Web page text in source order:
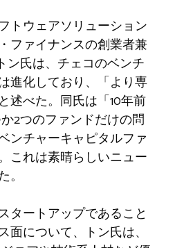
トウェアソリューション
ファイナンスの創業者兼
ン氏は、チェコのベンチ
進化しており、「より専
述べた。同氏は「10年前
2つのファンドだけの問
ンチャーキャピタルファ
これは素晴らしいニュー
タートアップであること
について、トン氏は、